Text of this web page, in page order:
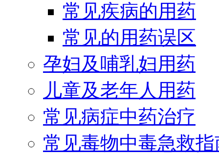
常见疾病的用药
常见的用药误区
孕妇及哺乳妇用药
儿童及老年人用药
常见病症中药治疗
常见毒物中毒急救指